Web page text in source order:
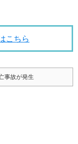
こちら
事故が発生